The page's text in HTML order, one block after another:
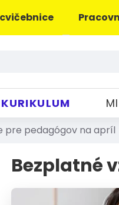
pre pedagógov na apríl
Bezplatné